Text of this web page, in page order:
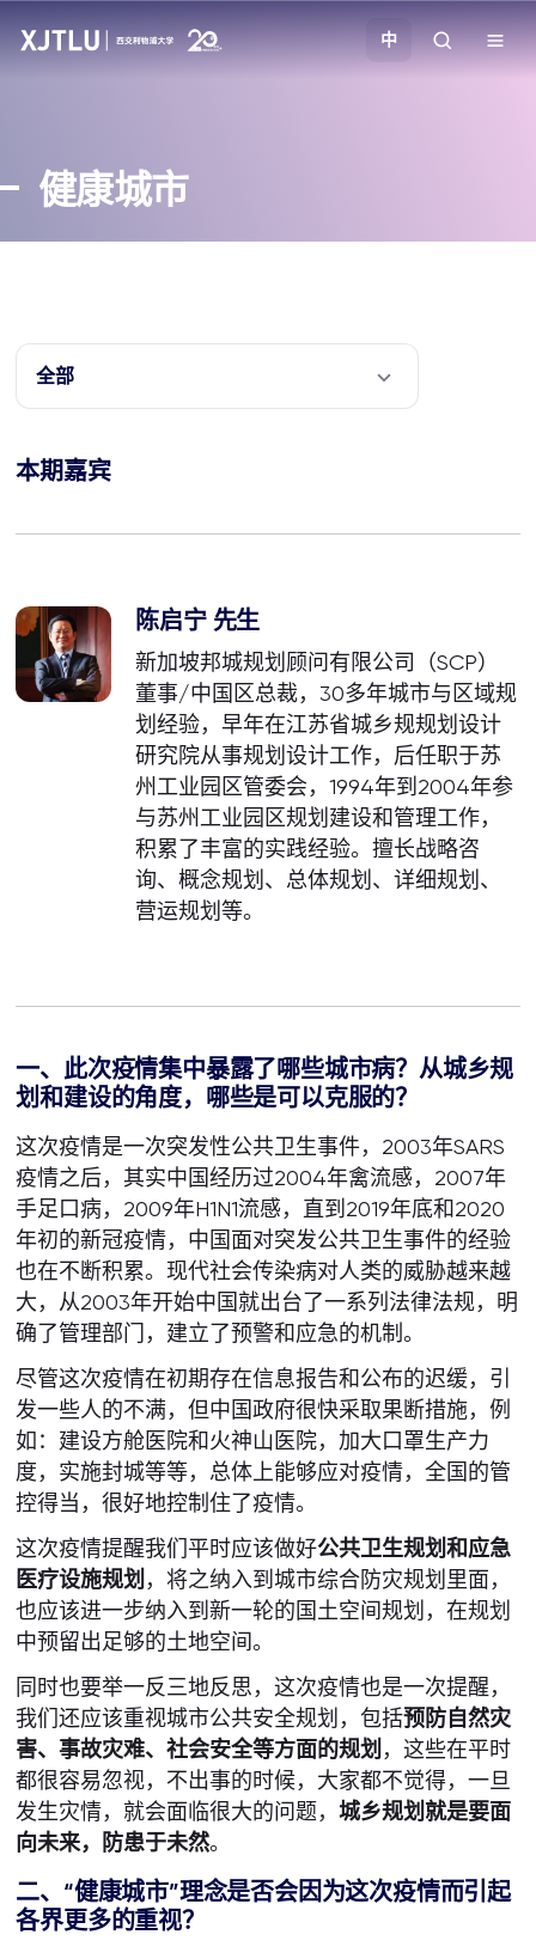
招生
学院
校园生活
关于我们
中
健康城市
全部
本期嘉宾
陈启宁 先生
新加坡邦城规划顾问有限公司（SCP）
董事/中国区总裁，30多年城市与区域规
划经验，早年在江苏省城乡规规划设计
研究院从事规划设计工作，后任职于苏
州工业园区管委会，1994年到2004年参
与苏州工业园区规划建设和管理工作，
积累了丰富的实践经验。擅长战略咨
询、概念规划、总体规划、详细规划、
营运规划等。
一、此次疫情集中暴露了哪些城市病？从城乡规
划和建设的角度，哪些是可以克服的？
这次疫情是一次突发性公共卫生事件，2003年SARS
疫情之后，其实中国经历过2004年禽流感，2007年
手足口病，2009年H1N1流感，直到2019年底和2020
年初的新冠疫情，中国面对突发公共卫生事件的经验
也在不断积累。现代社会传染病对人类的威胁越来越
大，从2003年开始中国就出台了一系列法律法规，明
确了管理部门，建立了预警和应急的机制。
尽管这次疫情在初期存在信息报告和公布的迟缓，引
发一些人的不满，但中国政府很快采取果断措施，例
如：建设方舱医院和火神山医院，加大口罩生产力
度，实施封城等等，总体上能够应对疫情，全国的管
控得当，很好地控制住了疫情。
这次疫情提醒我们平时应该做好公共卫生规划和应急
医疗设施规划 ，将之纳入到城市综合防灾规划里面，
也应该进一步纳入到新一轮的国土空间规划，在规划
中预留出足够的土地空间。
同时也要举一反三地反思，这次疫情也是一次提醒，
我们还应该重视城市公共安全规划，包括预防自然灾
害、事故灾难、社会安全等方面的规划 ，这些在平时
都很容易忽视，不出事的时候，大家都不觉得，一旦
发生灾情，就会面临很大的问题，城乡规划就是要面
向未来，防患于未然。
二、“健康城市”理念是否会因为这次疫情而引起
各界更多的重视？